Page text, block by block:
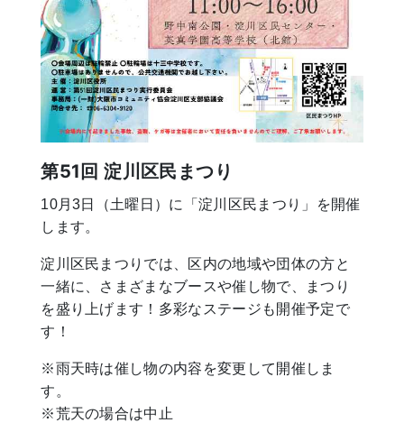
第51回 淀川区民まつり
10月3日（土曜日）に「淀川区民まつり」を開催
します。
淀川区民まつりでは、区内の地域や団体の方と
一緒に、さまざまなブースや催し物で、まつり
を盛り上げます！多彩なステージも開催予定で
す！
※雨天時は催し物の内容を変更して開催しま
す。
※荒天の場合は中止